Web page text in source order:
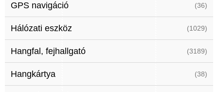
GPS navigáció (36)
Hálózati eszköz (1029)
Hangfal, fejhallgató (3189)
Hangkártya (38)